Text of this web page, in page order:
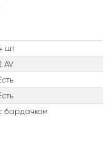
шт
AV
бардачком